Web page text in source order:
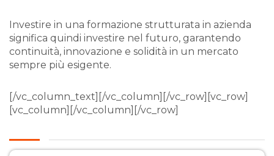
Investire in una formazione strutturata in azienda
significa quindi investire nel futuro, garantendo
continuità, innovazione e solidità in un mercato
sempre più esigente.
[/vc_column_text][/vc_column][/vc_row][vc_row]
[vc_column][/vc_column][/vc_row]